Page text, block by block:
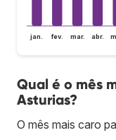
jan. fev. mar. abr.
Qual é o mês
Asturias?
O mês mais caro